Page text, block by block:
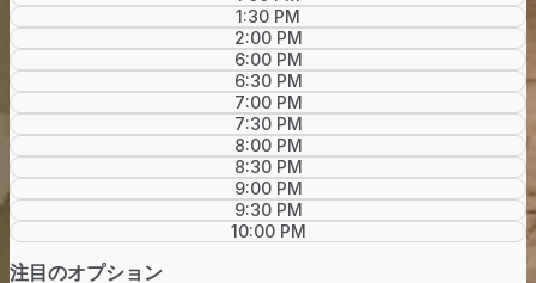
1:30 PM
2:00 PM
6:00 PM
6:30 PM
7:00 PM
7:30 PM
8:00 PM
8:30 PM
9:00 PM
9:30 PM
10:00 PM
注目のオプション